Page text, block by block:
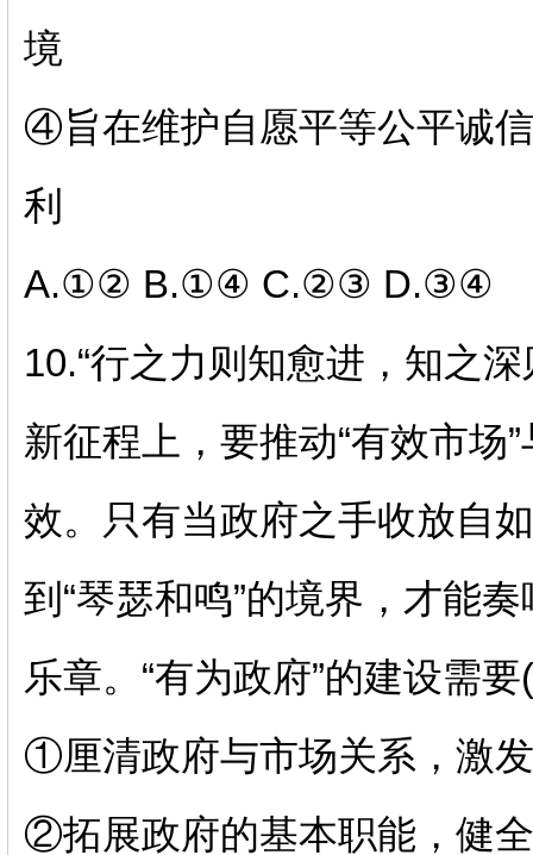
境
④旨在维护自愿平等公平诚
利
A.①② B.①④ C.②③ D.③④
10.“行之力则知愈进，知之
新征程上，要推动“有效市场”
效。只有当政府之手收放自
到 “琴瑟和鸣”的境界，才能
乐章。 “有为政府”的建设需要(
①厘清政府与市场关系，激
②拓展政府的基本职能，健